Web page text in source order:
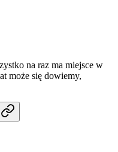
na raz ma miejsce w
może się dowiemy,